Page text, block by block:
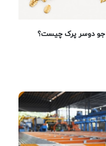
دوسر پرک چیست؟